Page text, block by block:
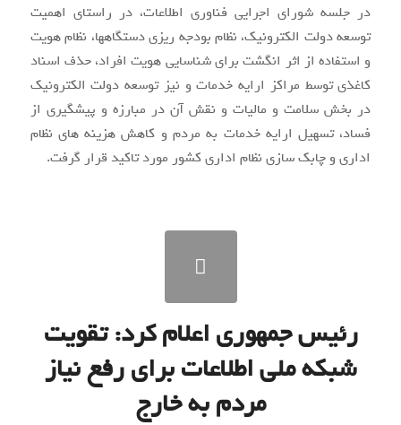
در جلسه شورای اجرایی فناوری اطلاعات، در راستای اهمیت
توسعه دولت الکترونیک، نظام بودجه ریزی دستگاهها، نظام هویت
و استفاده از اثر انگشت برای شناسایی هویت افراد، حذف اسناد
کاغذی توسط مراکز ارایه خدمات و نیز توسعه دولت الکترونیک
در بخش سلامت و مالیات و نقش آن در مبارزه و پیشگیری از
فساد، تسهیل ارایه خدمات به مردم و کاهش هزینه های نظام
اداری و چابک سازی نظام اداری کشور مورد تاکید قرار گرفت.
رئیس جمهوری اعلام کرد: تقویت
شبکه ملی اطلاعات برای رفع نیاز
مردم به خارج